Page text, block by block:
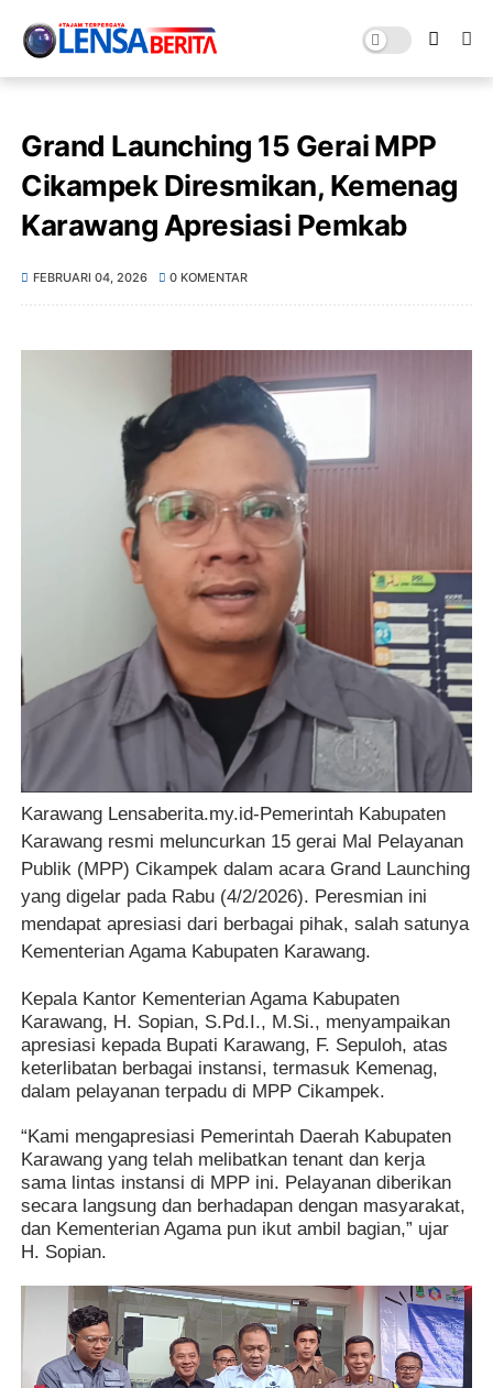
Grand Launching 15 Gerai MPP
Cikampek Diresmikan, Kemenag
Karawang Apresiasi Pemkab
FEBRUARI 04, 2026 0 KOMENTAR
Karawang Lensaberita.my.id-Pemerintah Kabupaten
Karawang resmi meluncurkan 15 gerai Mal Pelayanan
Publik (MPP) Cikampek dalam acara Grand Launching
yang digelar pada Rabu (4/2/2026). Peresmian ini
mendapat apresiasi dari berbagai pihak, salah satunya
Kementerian Agama Kabupaten Karawang.
Kepala Kantor Kementerian Agama Kabupaten
Karawang, H. Sopian, S.Pd.I., M.Si., menyampaikan
apresiasi kepada Bupati Karawang, F. Sepuloh, atas
keterlibatan berbagai instansi, termasuk Kemenag,
dalam pelayanan terpadu di MPP Cikampek.
“Kami mengapresiasi Pemerintah Daerah Kabupaten
Karawang yang telah melibatkan tenant dan kerja
sama lintas instansi di MPP ini. Pelayanan diberikan
secara langsung dan berhadapan dengan masyarakat,
dan Kementerian Agama pun ikut ambil bagian,” ujar
H. Sopian.